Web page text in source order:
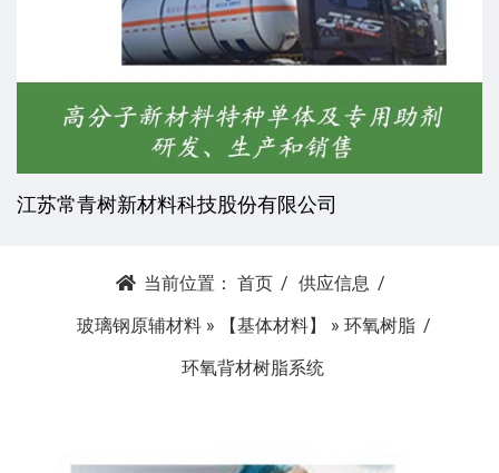
杭州昕劲复材科技有限公司
当前位置： 首页
供应信息
玻璃钢原辅材料» 【基体材料】 » 环氧树脂
环氧背材树脂系统